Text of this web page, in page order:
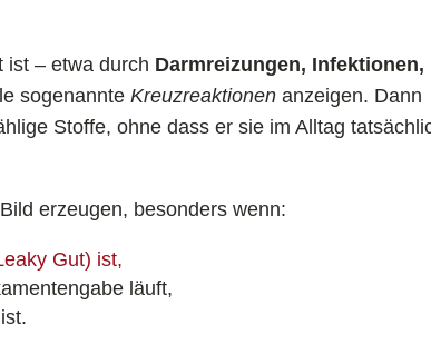
ist – etwa durch Darmreizungen, Infektionen,
sogenannteKreuzreaktionen anzeigen. Dann
Stoffe, ohne dass er sie im Alltag
erzeugen, besonders wenn:
Gut) ist,
läuft,